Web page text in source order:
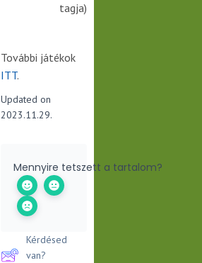
tagja)
További játékok
ITT.
Updated on
2023.11.29.
Mennyire tetszett a tartalom?
Kérdésed
van?